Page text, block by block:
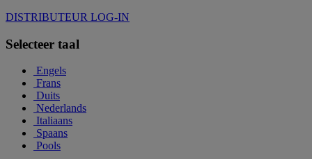
DISTRIBUTEUR LOG-IN
Selecteer taal
Engels
Frans
Duits
Nederlands
Italiaans
Spaans
Pools